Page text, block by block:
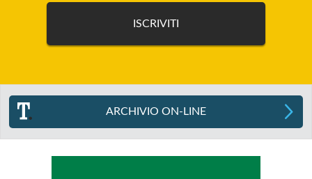
ARCHIVIO ON-LINE